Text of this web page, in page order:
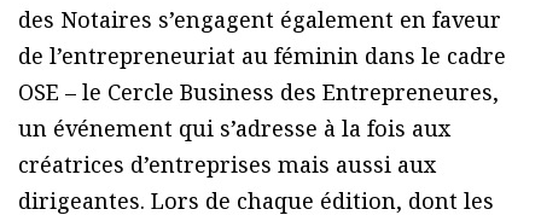
des Notaires s’engagent également en faveur
de l’entrepreneuriat au féminin dans le cadre
OSE – le Cercle Business des Entrepreneures,
un événement qui s’adresse à la fois aux
créatrices d’entreprises mais aussi aux
dirigeantes. Lors de chaque édition, dont les